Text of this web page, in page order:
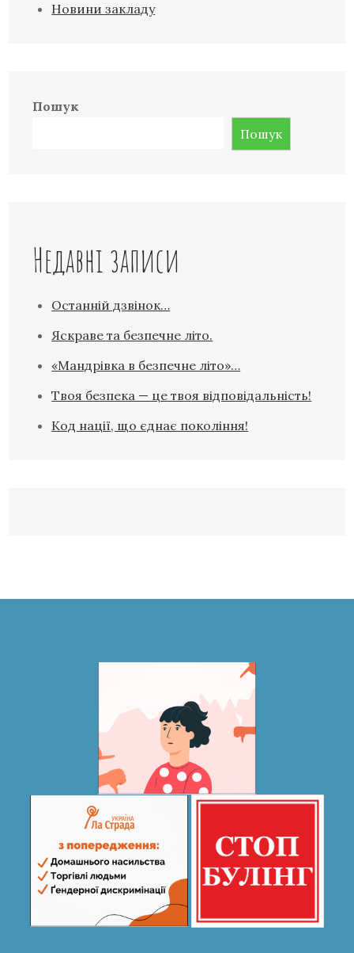
Новини закладу
Пошук
Пошук
Недавні записи
Останній дзвінок…
Яскраве та безпечне літо.
«Мандрівка в безпечне літо»…
Твоя безпека — це твоя відповідальність!
Код нації, що єднає покоління!